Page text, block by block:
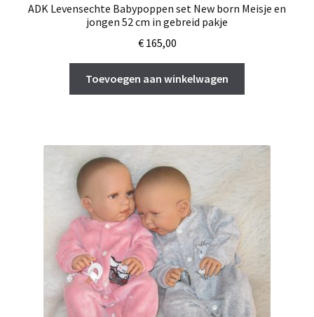
ADK Levensechte Babypoppen set New born Meisje en
jongen 52 cm in gebreid pakje
€165,00
Toevoegen aan winkelwagen